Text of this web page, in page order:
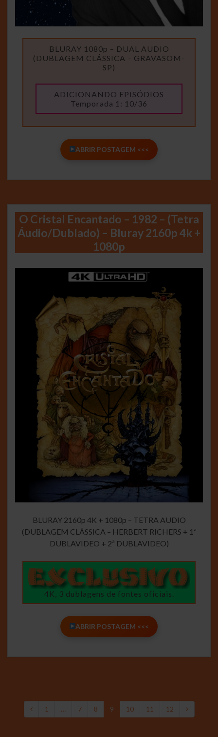
BLURAY 1080p – DUAL AUDIO
(DUBLAGEM CLÁSSICA – GRAVASOM-
SP)
ADICIONANDO EPISÓDIOS
Temporada 1: 10/36
ABRIR POSTAGEM <<<
O Cristal Encantado – 1982 – (Tetra
Áudio/Dublado) – Bluray 2160p 4k +
1080p
BLURAY 2160p 4K + 1080p – TETRA AUDIO
(DUBLAGEM CLÁSSICA – HERBERT RICHERS + 1ª
DUBLAVIDEO + 2ª DUBLAVIDEO)
4K, 3 dublagens de fontes oficiais.
ABRIR POSTAGEM <<<
1 … 7 8 9 10 11 12